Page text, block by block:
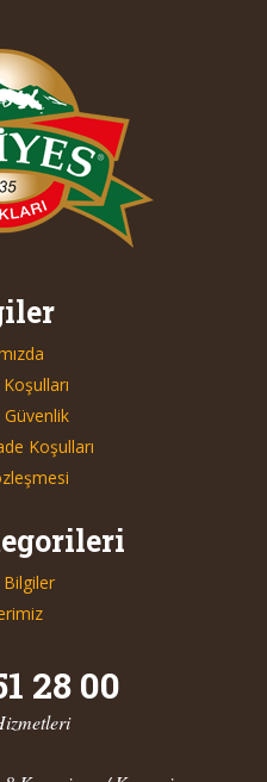
Güvenlik
Koşulları
Bilgiler
28 00